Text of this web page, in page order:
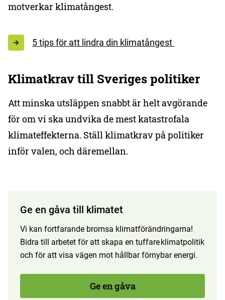
motverkar klimatångest.
5 tips för att lindra din klimatångest
Klimatkrav till Sveriges politiker
Att minska utsläppen snabbt är helt avgörande
för om vi ska undvika de mest katastrofala
klimateffekterna. Ställ klimatkrav på politiker
inför valen, och däremellan.
Ge en gåva till klimatet
Vi kan fortfarande bromsa klimatförändringarna!
Bidra till arbetet för att skapa en tuffare klimatpolitik
och för att visa vägen mot hållbar förnybar energi.
Ge en gåva